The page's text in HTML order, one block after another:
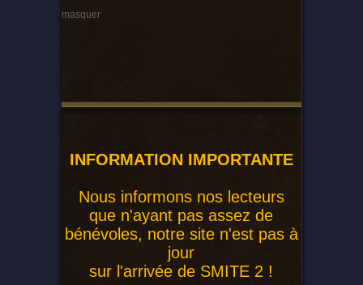
masquer
INFORMATION IMPORTANTE
Nous informons nos lecteurs
que n'ayant pas assez de
bénévoles, notre site n'est pas à
jour
sur l'arrivée de SMITE 2 !